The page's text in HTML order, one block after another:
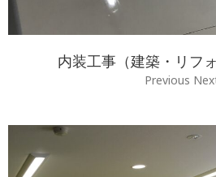
内装工事（建築・リフ
Previous